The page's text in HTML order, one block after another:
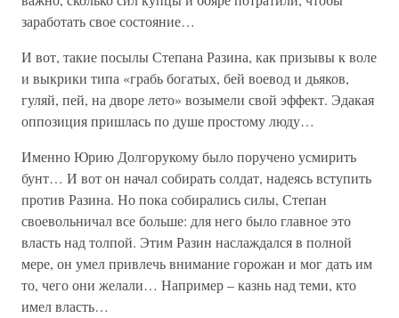
заработать свое состояние…
И вот, такие посылы Степана Разина, как призывы к воле
и выкрики типа «грабь богатых, бей воевод и дьяков,
гуляй, пей, на дворе лето» возымели свой эффект. Эдакая
оппозиция пришлась по душе простому люду…
Именно Юрию Долгорукому было поручено усмирить
бунт… И вот он начал собирать солдат, надеясь вступить
против Разина. Но пока собирались силы, Степан
своевольничал все больше: для него было главное это
власть над толпой. Этим Разин наслаждался в полной
мере, он умел привлечь внимание горожан и мог дать им
то, чего они желали… Например – казнь над теми, кто
имел власть…